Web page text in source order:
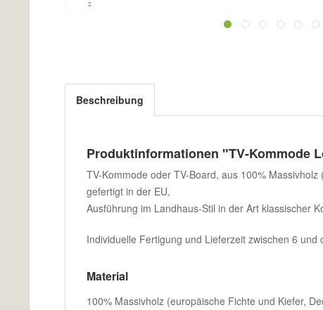
Beschreibung
Produktinformationen "TV-Kommode
TV-Kommode oder TV-Board, aus 100% Massivholz
gefertigt in der EU,
Ausführung im Landhaus-Stil in der Art klassischer
Individuelle Fertigung und Lieferzeit zwischen 6
Material
100% Massivholz (europäische Fichte und Kiefer,